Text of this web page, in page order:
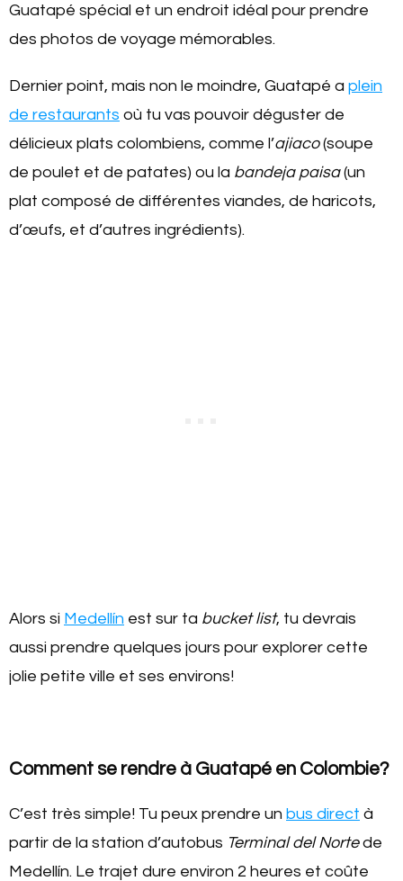
Guatapé spécial et un endroit idéal pour prendre
des photos de voyage mémorables.
Dernier point, mais non le moindre, Guatapé a plein
de restaurants où tu vas pouvoir déguster de
délicieux plats colombiens, comme l’ajiaco(soupe
de poulet et de patates) ou la bandeja paisa(un
plat composé de différentes viandes, de haricots,
d’œufs, et d’autres ingrédients).
Alors si Medellín est sur ta bucket list, tu devrais
aussi prendre quelques jours pour explorer cette
jolie petite ville et ses environs!
Comment se rendre à Guatapé en Colombie?
C’est très simple! Tu peux prendre un bus direct à
partir de la station d’autobus Terminal del Nortede
Medellín. Le trajet dure environ 2 heures et coûte